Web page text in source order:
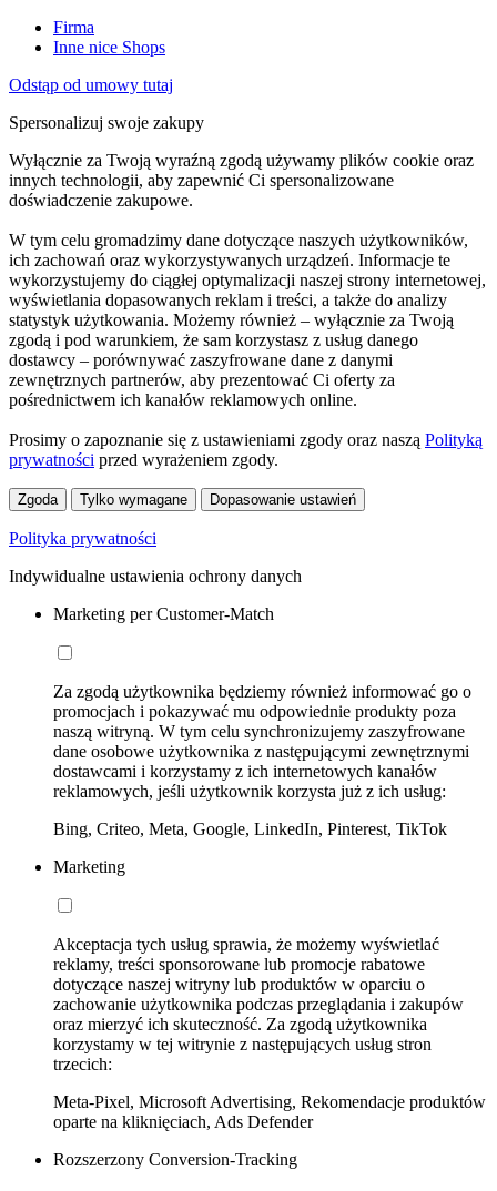
Firma
Inne nice Shops
Odstąp od umowy tutaj
Spersonalizuj swoje zakupy
Wyłącznie za Twoją wyraźną zgodą używamy plików cookie oraz
innych technologii, aby zapewnić Ci spersonalizowane
doświadczenie zakupowe.
W tym celu gromadzimy dane dotyczące naszych użytkowników,
ich zachowań oraz wykorzystywanych urządzeń. Informacje te
wykorzystujemy do ciągłej optymalizacji naszej strony internetowej,
wyświetlania dopasowanych reklam i treści, a także do analizy
statystyk użytkowania. Możemy również – wyłącznie za Twoją
zgodą i pod warunkiem, że sam korzystasz z usług danego
dostawcy – porównywać zaszyfrowane dane z danymi
zewnętrznych partnerów, aby prezentować Ci oferty za
pośrednictwem ich kanałów reklamowych online.
Prosimy o zapoznanie się z ustawieniami zgody oraz naszą Polityką
prywatności przed wyrażeniem zgody.
Zgoda Tylko wymagane Dopasowanie ustawień
Polityka prywatności
Indywidualne ustawienia ochrony danych
Marketing per Customer-Match
Za zgodą użytkownika będziemy również informować go o
promocjach i pokazywać mu odpowiednie produkty poza
naszą witryną. W tym celu synchronizujemy zaszyfrowane
dane osobowe użytkownika z następującymi zewnętrznymi
dostawcami i korzystamy z ich internetowych kanałów
reklamowych, jeśli użytkownik korzysta już z ich usług:
Bing, Criteo, Meta, Google, LinkedIn, Pinterest, TikTok
Marketing
Akceptacja tych usług sprawia, że możemy wyświetlać
reklamy, treści sponsorowane lub promocje rabatowe
dotyczące naszej witryny lub produktów w oparciu o
zachowanie użytkownika podczas przeglądania i zakupów
oraz mierzyć ich skuteczność. Za zgodą użytkownika
korzystamy w tej witrynie z następujących usług stron
trzecich:
Meta-Pixel, Microsoft Advertising, Rekomendacje produktów
oparte na kliknięciach, Ads Defender
Rozszerzony Conversion-Tracking